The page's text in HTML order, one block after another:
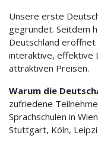
Unsere erste
gegründet. Seitdem
Deutschland
interaktive, effektive
attraktiven Preisen.
Warum die
zufriedene
Sprachschulen in
Stuttgart, Köln,